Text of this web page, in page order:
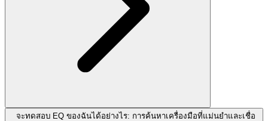
จะทดสอบ EQ ของฉันได้อย่างไร: การค้นหาเครื่องมือที่แม่นยำและเชื่อ